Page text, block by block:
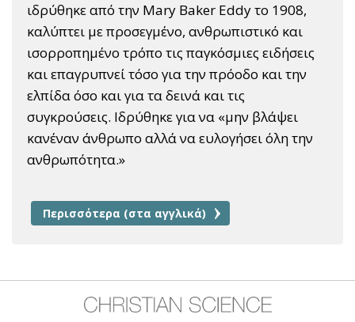
ιδρύθηκε από την Mary Baker Eddy το 1908,
καλύπτει με προσεγμένο, ανθρωπιστικό και
ισορροπημένο τρόπο τις παγκόσμιες ειδήσεις
και επαγρυπνεί τόσο για την πρόοδο και την
ελπίδα όσο και για τα δεινά και τις
συγκρούσεις. Ιδρύθηκε για να «μην βλάψει
κανέναν άνθρωπο αλλά να ευλογήσει όλη την
ανθρωπότητα.»
Περισσότερα (στα αγγλικά)